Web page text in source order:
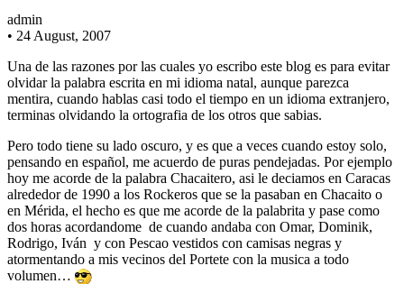
admin
• 24 August, 2007
Una de las razones por las cuales yo escribo este blog es para evitar
olvidar la palabra escrita en mi idioma natal, aunque parezca
mentira, cuando hablas casi todo el tiempo en un idioma extranjero,
terminas olvidando la ortografia de los otros que sabias.
Pero todo tiene su lado oscuro, y es que a veces cuando estoy solo,
pensando en español, me acuerdo de puras pendejadas. Por ejemplo
hoy me acorde de la palabra Chacaitero, asi le deciamos en Caracas
alrededor de 1990 a los Rockeros que se la pasaban en Chacaito o
en Mérida, el hecho es que me acorde de la palabrita y pase como
dos horas acordandome de cuando andaba con Omar, Dominik,
Rodrigo, Iván y con Pescao vestidos con camisas negras y
atormentando a mis vecinos del Portete con la musica a todo
volumen…